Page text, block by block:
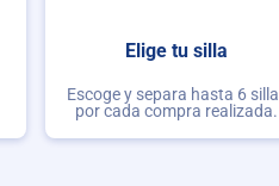
Elige tu silla
Escoge y separa hasta 6
por cada compra realizada.